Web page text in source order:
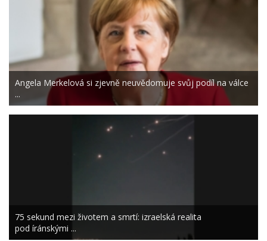
Angela Merkelová si zjevně neuvědomuje svůj podíl na válce
...
75 sekund mezi životem a smrtí: izraelská realita
pod íránskými ...